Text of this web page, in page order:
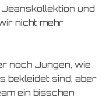
und
nicht mehr
noch Jungen, wie
bekleidet sind, aber
ein bisschen